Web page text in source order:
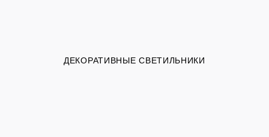
ДЕКОРАТИВНЫЕ СВЕТИЛЬНИКИ